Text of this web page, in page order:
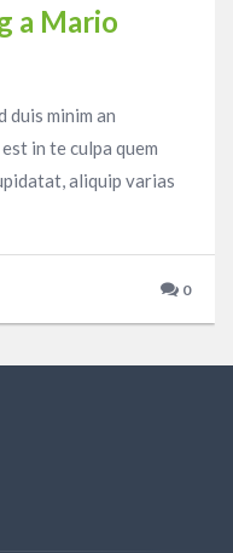
a Mario
duis minim an
in te culpa quem
aliquip varias
0